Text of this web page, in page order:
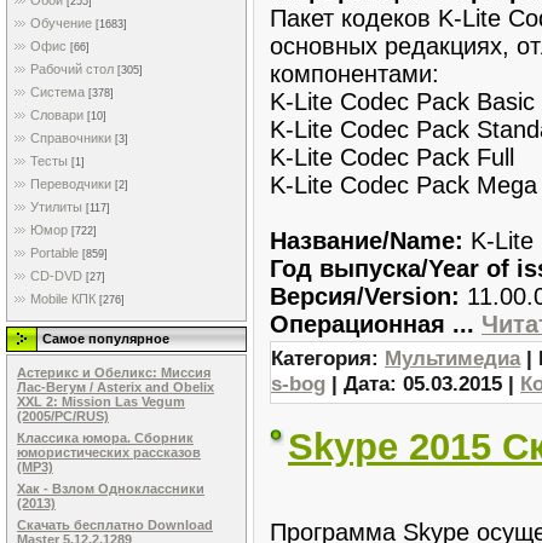
Обучение [1683]
Офис [66]
Рабочий стол [305]
Система [378]
Словари [10]
Справочники [3]
Тесты [1]
Переводчики [2]
Утилиты [117]
Юмор [722]
Portable [859]
CD-DVD [27]
Mobile КПК [276]
Самое популярное
Астерикс и Обеликс: Миссия
Лас-Вегум / Asterix and Obelix
XXL 2: Mission Las Vegum
(2005/PC/RUS)
Классика юмора. Сборник
юмористических рассказов
(MP3)
Хак - Взлом Одноклассники
(2013)
Скачать бесплатно Download
Master 5.12.2.1289
Пакет кодеков K-Lite
основных редакциях,
компонентами:
K-Lite Codec Pack Basic
K-Lite Codec Pack
K-Lite Codec Pack Full
K-Lite Codec Pack Mega
Название/Name: K-Lite
Год выпуска/Year of
Версия/Version:
Операционная ...
Категория: Мультимедиа|
s-bog | Дата: 05.03.2015 |
Skype 2015
Программа Skype